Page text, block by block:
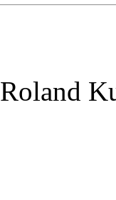
Roland